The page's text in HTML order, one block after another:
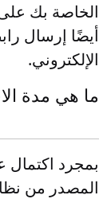
الخاصة بك
أيضًا إرسال
الإلكتروني.
ما هي مدة
بمجرد
المصدر من